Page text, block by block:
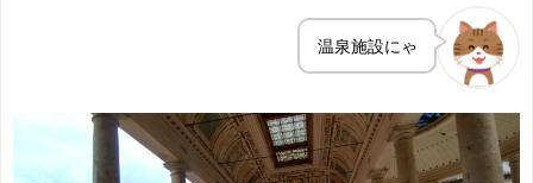
温泉施設にゃ